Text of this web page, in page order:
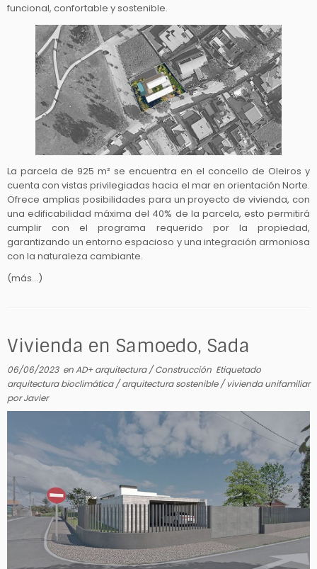
funcional, confortable y sostenible.
La parcela de 925 m² se encuentra en el concello de Oleiros y
cuenta con vistas privilegiadas hacia el mar en orientación Norte.
Ofrece amplias posibilidades para un proyecto de vivienda, con
una edificabilidad máxima del 40% de la parcela, esto permitirá
cumplir con el programa requerido por la propiedad,
garantizando un entorno espacioso y una integración armoniosa
con la naturaleza cambiante.
(más…)
Vivienda en Samoedo, Sada
06/06/2023enAD+ arquitectura/Construcción Etiquetado
arquitectura bioclimática/arquitectura sostenible/vivienda unifamiliar
porJavier